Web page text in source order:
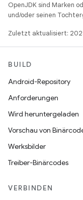
OpenJDK sind Marken
und/oder seinen
Zuletzt aktualisiert:
BUILD
Android-Repository
Anforderungen
Wird heruntergeladen
Vorschau von
Werksbilder
Treiber-Binärcodes
VERBINDEN